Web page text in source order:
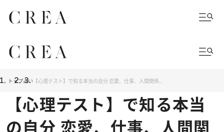
トップ占い 【心理テスト】で知る本当の自分 恋愛、仕事、人間関係…
【心理テスト】で知る本当
の自分 恋愛、仕事、人間関